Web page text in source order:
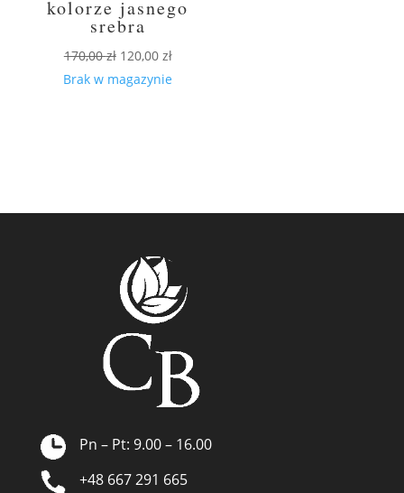
kolorze jasnego
srebra
170,00zł Pierwotna
cena
120,00 złAktualna
cena
Brak w magazynie
Pn – Pt: 9.00 – 16.00
+48 667 291 665